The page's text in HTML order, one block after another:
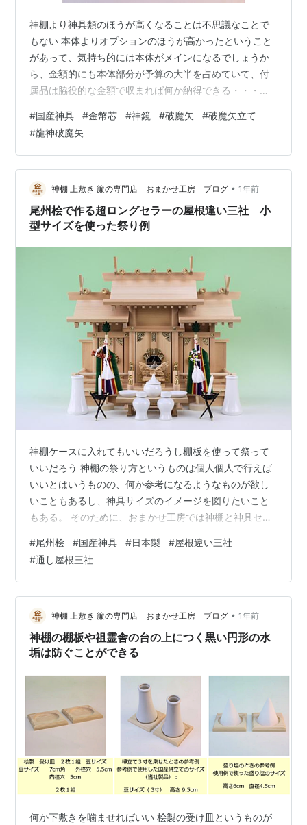
神棚より神具類のほうが高くなることは不思議なことで
もない 本体よりオプションのほうが高かったということ
があって、気持ち的には本体がメインになるでしょうか
ら、金額的にも本体部分が予算の大半を占めていて、付
属品は脇役的な金額で収まれば何か納得できる・・・と
るようなこととは真逆に進んでいくこともある。 趣味の
領域だと、オプションのほうが断然高額ですけどけ
ね、、、という反応もあったりして、なかなか満足度を
満たすことの個人差がすごい。 神棚の祭り方でも、本体
の神棚より神具類のほうが高くなったということが多々
あるわけでして、どのような神棚を選ぶのか？ と…
#国産神具 #金幣芯 #神鏡 #破魔矢 #破魔矢立て
#龍神破魔矢
神棚 上敷き 簾の専門店 おまかせ工房 ブログ • 1年前
尾州桧で作る超ロングセラーの屋根違い三社 小
型サイズを使った祭り例
神棚ケースに入れてもいいだろうし棚板を使って祭って
いいだろう 神棚の祭り方というものは個人個人で行えば
いいとはいうものの、何か参考になるようなものが欲し
いこともあるし、神具サイズのイメージを図りたいこと
もある。 そのために、おまかせ工房では神棚と神具セッ
なるかと思う。 神棚、特に三社の神棚には「通し屋根」
「屋根違い」の２大屋根があることは、神棚を選び出す
と気づくはず。 歴史的には通し屋根のほうが古いので、
明治、大正、昭和の初期ぐらいまでの神棚は通し屋根だ
ったはず、それと箱型の神棚かな。 今は、屋根違い三社
のほうが販売されているような気もするけど…
#尾州桧 #国産神具 #日本製 #屋根違い三社
#通し屋根三社
神棚 上敷き 簾の専門店 おまかせ工房 ブログ • 1年前
神棚の棚板や祖霊舎の台の上につく黒い円形の水
垢は防ぐことができる
何か下敷きを噛ませればいい 桧製の受け皿というものが